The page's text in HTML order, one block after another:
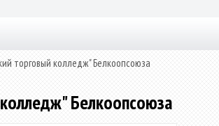
торговый колледж" Белкоопсоюза
Белкоопсоюза